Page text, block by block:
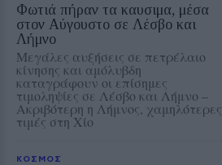
Φωτιά πήραν τα καυσιμα, μέσα
στον Αύγουστο σε Λέσβο και
Λήμνο
Μεγάλες αυξήσεις σε πετρέλαιο
κίνησης και αμόλυβδη
καταγράφουν οι επίσημες
τιμοληψίες σε Λέσβο και Λήμνο –
Ακριβότερη η Λήμνος, χαμηλότερες
τιμές στη Χίο
ΚΟΣΜΟΣ